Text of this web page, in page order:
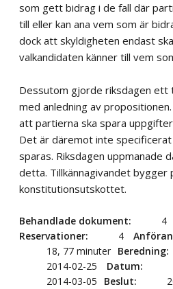
som gett bidrag i de fall där
till eller kan ana vem som är
dock att skyldigheten endast
valkandidaten känner till vem
Dessutom gjorde riksdagen ett
med anledning av
att partierna ska spara
Det är däremot inte
sparas. Riksdagen
detta. Tillkännagivandet
konstitutionsutskottet.
Behandlade dokument 4
Reservationer
4
18, 77 minuter Beredning
2014-02-25
Datum
2014-03-05
Beslut